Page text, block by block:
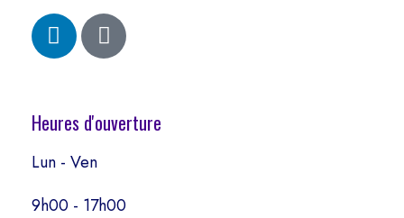
Heures d'ouverture
Lun - Ven
9h00 - 17h00